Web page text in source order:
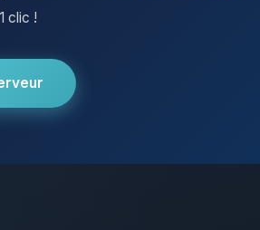
clic !